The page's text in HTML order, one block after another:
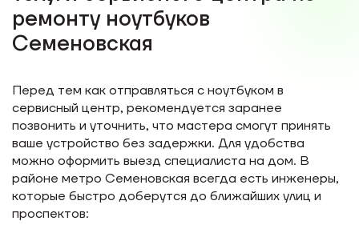
ремонту ноутбуков
Семеновская
Перед тем как отправляться с ноутбуком в
сервисный центр, рекомендуется заранее
позвонить и уточнить, что мастера смогут принять
ваше устройство без задержки. Для удобства
можно оформить выезд специалиста на дом. В
районе метро Семеновская всегда есть инженеры,
которые быстро доберутся до ближайших улиц и
проспектов: